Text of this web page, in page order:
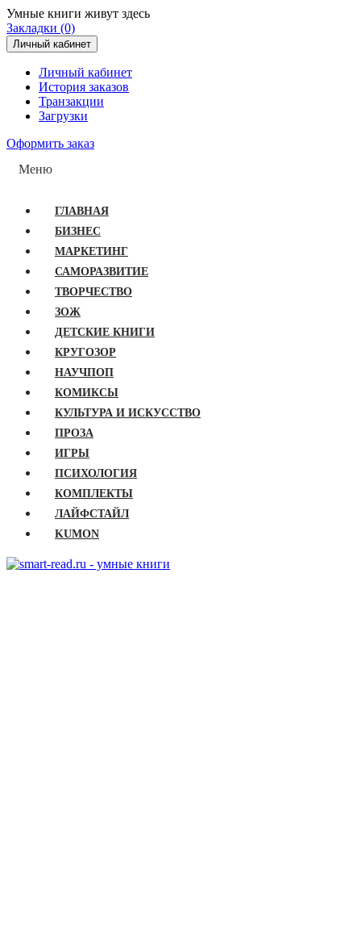
Умные книги живут здесь
Закладки (0)
Личный кабинет
Личный кабинет
История заказов
Транзакции
Загрузки
Оформить заказ
Меню
ГЛАВНАЯ
БИЗНЕС
МАРКЕТИНГ
САМОРАЗВИТИЕ
ТВОРЧЕСТВО
ЗОЖ
ДЕТСКИЕ КНИГИ
КРУГОЗОР
НАУЧПОП
КОМИКСЫ
КУЛЬТУРА И ИСКУССТВО
ПРОЗА
ИГРЫ
ПСИХОЛОГИЯ
КОМПЛЕКТЫ
ЛАЙФСТАЙЛ
KUMON